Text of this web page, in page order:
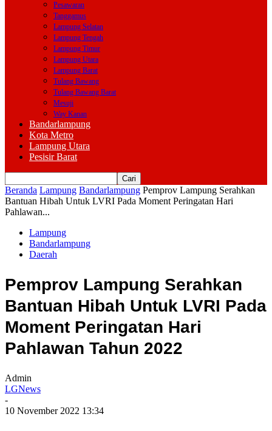
Pesawaran
Tanggamus
Lampung Selatan
Lampung Tengah
Lampung Timur
Lampung Utara
Lampung Barat
Tulang Bawang
Tulang Bawang Barat
Mesuji
Way Kanan
Bandarlampung
Kota Metro
Lampung Utara
Pesisir Barat
Beranda Lampung Bandarlampung Pemprov Lampung Serahkan
Bantuan Hibah Untuk LVRI Pada Moment Peringatan Hari
Pahlawan...
Lampung
Bandarlampung
Daerah
Pemprov Lampung Serahkan
Bantuan Hibah Untuk LVRI Pada
Moment Peringatan Hari
Pahlawan Tahun 2022
Admin
LGNews
-
10 November 2022 13:34